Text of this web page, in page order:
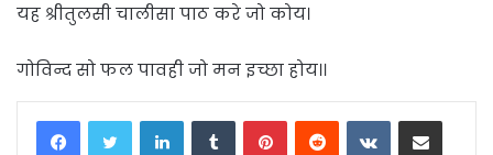
यह श्रीतुलसी चालीसा पाठ करे जो कोय।
गोविन्द सो फल पावही जो मन इच्छा होय।।
LinkedInTumblrPinterestReddit VKontakteShare via Email